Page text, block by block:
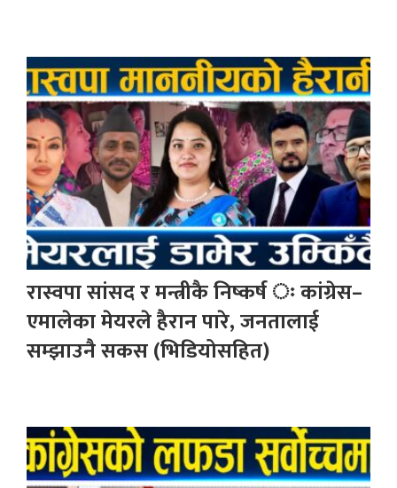
रास्वपा सांसद र मन्त्रीकै निष्कर्ष ः कांग्रेस–
एमालेका मेयरले हैरान पारे, जनतालाई
सम्झाउनै सकस (भिडियोसहित)